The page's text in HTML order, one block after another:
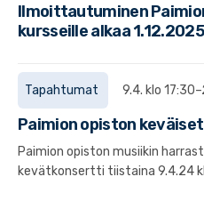
Ilmoittautuminen
kursseille alkaa 1.12.2025
Tapahtumat 9.4. klo
Paimion opiston
Paimion opiston musiikin
kevätkonsertti tiistaina 9.4.24